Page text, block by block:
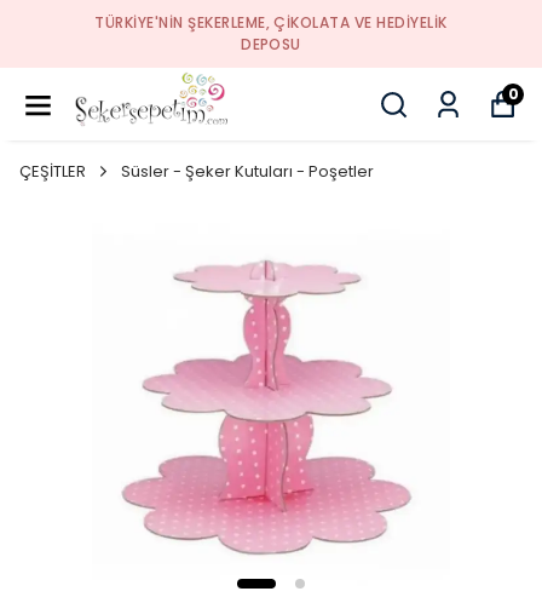
TÜRKIYE'NIN ŞEKERLEME, ÇIKOLATA VE HEDIYELIK
DEPOSU
0
ÇEŞİTLER Süsler - Şeker Kutuları - Poşetler